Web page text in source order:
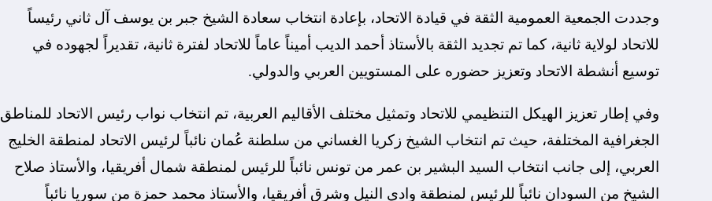
وجددت الجمعية العمومية الثقة في قيادة الاتحاد، بإعادة انتخاب سعادة الشيخ جبر بن يوسف آل ثاني رئيساً
للاتحاد لولاية ثانية، كما تم تجديد الثقة بالأستاذ أحمد الديب أميناً عاماً للاتحاد لفترة ثانية، تقديراً لجهوده في
توسيع أنشطة الاتحاد وتعزيز حضوره على المستويين العربي والدولي.
وفي إطار تعزيز الهيكل التنظيمي للاتحاد وتمثيل مختلف الأقاليم العربية، تم انتخاب نواب رئيس الاتحاد للمناطق
الجغرافية المختلفة، حيث تم انتخاب الشيخ زكريا الغساني من سلطنة عُمان نائباً لرئيس الاتحاد لمنطقة الخليج
العربي، إلى جانب انتخاب السيد البشير بن عمر من تونس نائباً للرئيس لمنطقة شمال أفريقيا، والأستاذ صلاح
الشيخ من السودان نائباً للرئيس لمنطقة وادي النيل وشرق أفريقيا، والأستاذ محمد حمزة من سوريا نائباً